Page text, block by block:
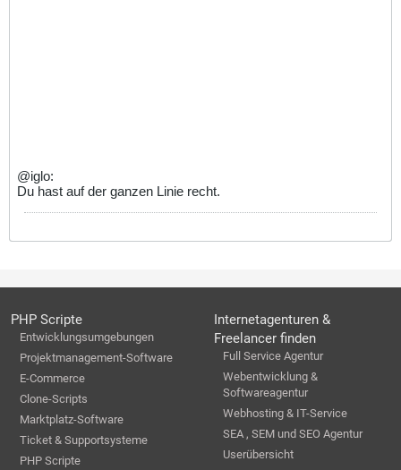
@iglo:
Du hast auf der ganzen Linie recht.
PHP Scripte
Entwicklungsumgebungen
Projektmanagement-Software
E-Commerce
Clone-Scripts
Marktplatz-Software
Ticket & Supportsysteme
PHP Scripte
Internetagenturen &
Freelancer finden
Full Service Agentur
Webentwicklung &
Softwareagentur
Webhosting & IT-Service
SEA , SEM und SEO Agentur
Userübersicht